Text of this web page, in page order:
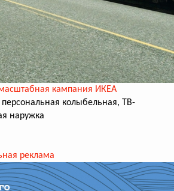
кампания ИКЕА
колыбельная, ТВ-
наружка
реклама